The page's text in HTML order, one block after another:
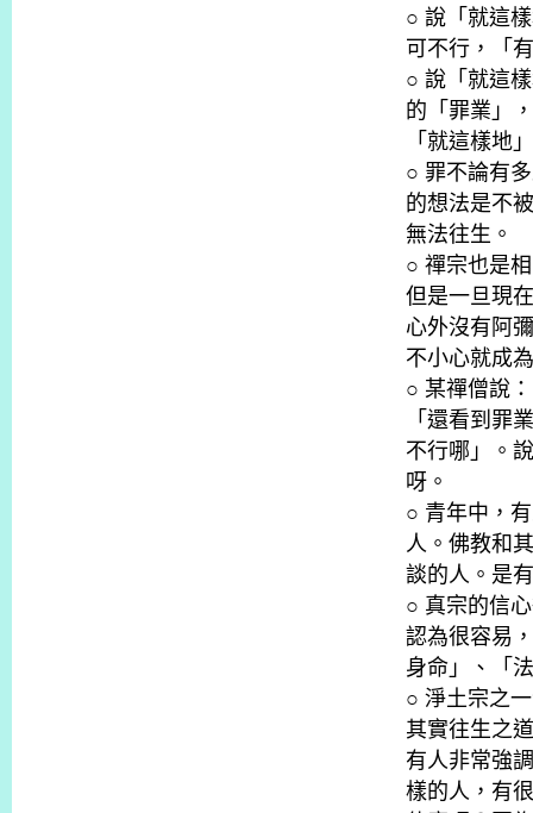
○ 說「就這
可不行，「
○ 說「就這
的「罪業」
「就這樣地
○ 罪不論有
的想法是不
無法往生。
○ 禪宗也是
但是一旦現
心外沒有阿
不小心就成
○ 某禪僧說
「還看到罪
不行哪」。
呀。
○ 青年中，
人。佛教和
談的人。是
○ 真宗的信
認為很容易
身命」、「
○ 淨土宗之
其實往生之
有人非常強
樣的人，有